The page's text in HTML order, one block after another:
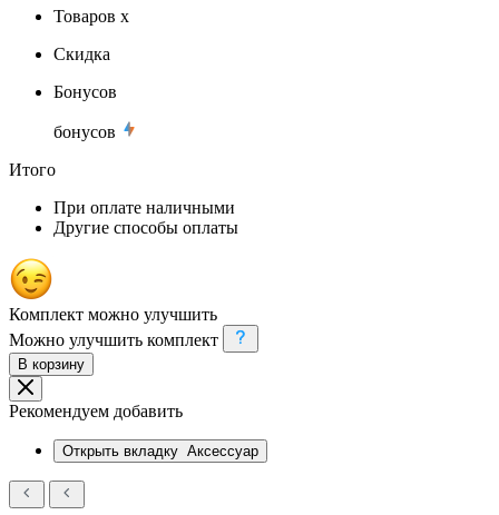
Товаров x
Скидка
Бонусов
бонусов
Итого
При оплате наличными
Другие способы оплаты
Комплект можно улучшить
Можно улучшить комплект
В корзину
Рекомендуем добавить
Открыть вкладку Аксессуар